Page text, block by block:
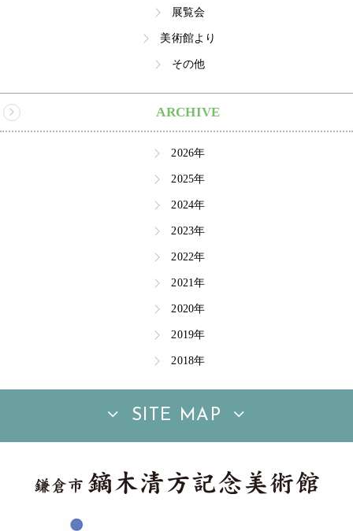
展覧会
美術館より
その他
ARCHIVE
2026年
2025年
2024年
2023年
2022年
2021年
2020年
2019年
2018年
SITE MAP